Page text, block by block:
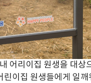
어리이집 원생을 대
이집 원생들에게 일